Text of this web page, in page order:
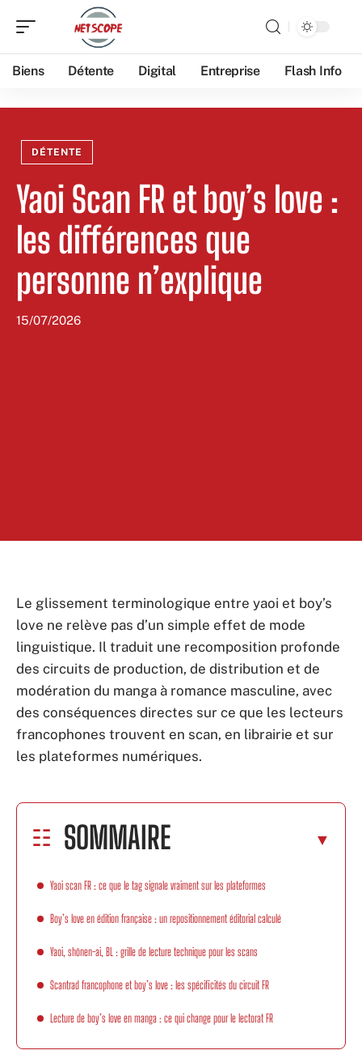
Biens Détente Digital Entreprise Flash Info
DÉTENTE
Yaoi Scan FR et boy’s love :
les différences que
personne n’explique
15/07/2026
Le glissement terminologique entre yaoi et boy’s
love ne relève pas d’un simple effet de mode
linguistique. Il traduit une recomposition profonde
des circuits de production, de distribution et de
modération du manga à romance masculine, avec
des conséquences directes sur ce que les lecteurs
francophones trouvent en scan, en librairie et sur
les plateformes numériques.
SOMMAIRE
Yaoi scan FR : ce que le tag signale vraiment sur les plateformes
Boy’s love en édition française : un repositionnement éditorial calculé
Yaoi, shōnen-ai, BL : grille de lecture technique pour les scans
Scantrad francophone et boy’s love : les spécificités du circuit FR
Lecture de boy’s love en manga : ce qui change pour le lectorat FR